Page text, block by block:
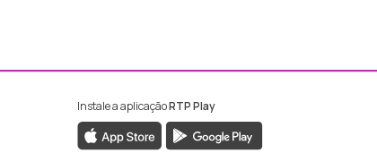
da RTP Madeira
da RTP Madeira
Instale a aplicaçãoRTP Play